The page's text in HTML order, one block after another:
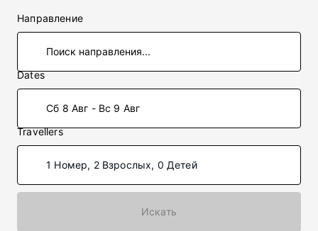
Направление
Dates
Сб 8 Авг - Вс 9 Авг
Travellers
1 Номер, 2 Взрослых, 0 Детей
Искать